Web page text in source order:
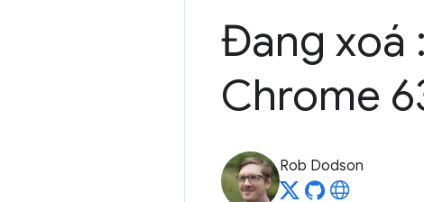
Đang xoá
Chrome
Rob Dodson